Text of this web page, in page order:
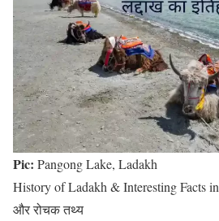
Pic: Pangong Lake, Ladakh
History of Ladakh & Interesting Facts
और रोचक तथ्य